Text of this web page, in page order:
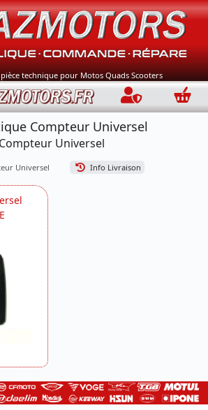
technique pour Motos Quads Scooters
Connection
Compteur Universel
Compteur Universel
Universel Info Livraison